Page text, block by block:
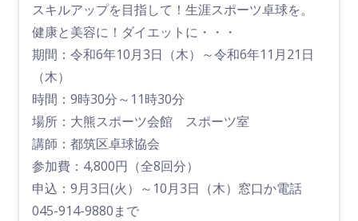
スキルアップを目指して！生涯スポーツ卓球を。
健康と美容に！ダイエットに・・・
期間：令和6年10月3日（木）～令和6年11月21日
（木）
時間：9時30分～11時30分
場所：大熊スポーツ会館 スポーツ室
講師：都筑区卓球協会
参加費：4,800円（全8回分）
申込：9月3日(火）～10月3日（木）窓口か電話
045-914-9880まで